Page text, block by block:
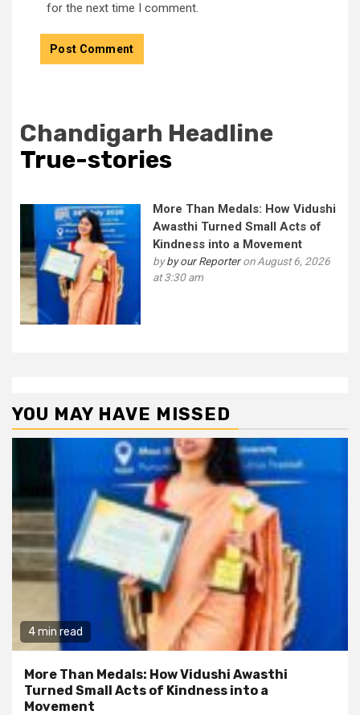
for the next time I comment.
Chandigarh Headline
True-stories
More Than Medals: How Vidushi
Awasthi Turned Small Acts of
Kindness into a Movement
byby our Reporteron August 6, 2026
at 3:30 am
YOU MAY HAVE MISSED
4 min read
More Than Medals: How Vidushi Awasthi
Turned Small Acts of Kindness into a
Movement